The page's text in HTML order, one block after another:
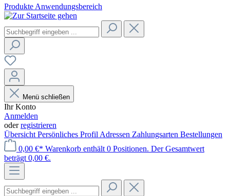
Produkte Anwendungsbereich
Menü schließen
Ihr Konto
Anmelden
oderregistrieren
Übersicht Persönliches Profil Adressen Zahlungsarten Bestellungen
0,00 €* Warenkorb enthält 0 Positionen. Der Gesamtwert
beträgt 0,00 €.